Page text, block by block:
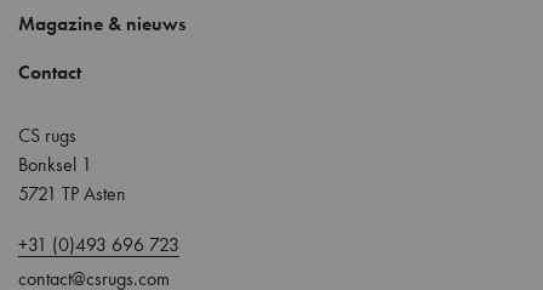
Magazine & nieuws
Contact
CS rugs
Bonksel 1
5721 TP Asten
+31 (0)493 696 723
contact@csrugs.com